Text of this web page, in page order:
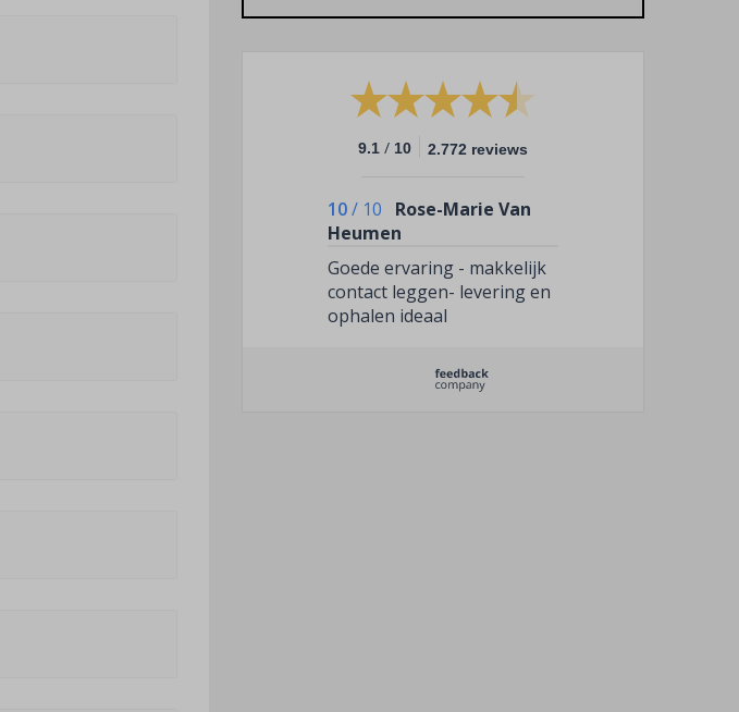
9.1 / 10 2.772 reviews
10/ 10
Rose-Marie Van
Heumen
Goede ervaring - makkelijk
contact leggen- levering en
ophalen ideaal